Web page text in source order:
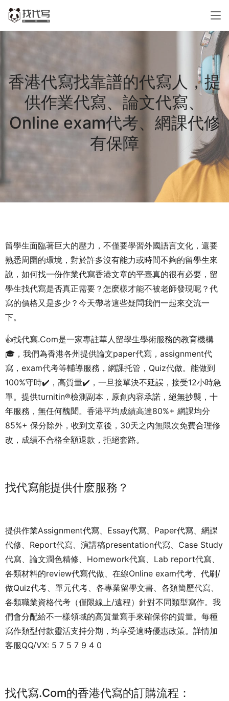
香港代寫找靠譜的代寫人，提
供作業代寫、論文代寫、
Online exam代考、網課代修
有保障
留學生面臨著巨大的壓力，不僅要學習外國語言文化，還要
熟悉周圍的環境，對於許多沒有能力或時間不夠的留學生來
說，如何找一份作業代寫香港文章的平臺真的很有必要，留
學生找代寫是否真正需要？怎麽樣才能不被老師發現呢？代
寫的價格又是多少？今天帶著這些疑問我們一起來交流一
下。
👍找代寫.Com是一家專註華人留學生學術服務的教育機構
🎓，我們為香港各州提供論文paper代寫，assignment代
寫，exam代考等輔導服務，網課托管，Quiz代做。能做到
100%守時✔️，高質量✔️，一旦接單決不延誤，接受12小時急
單。提供turnitin®檢測副本，原創內容承諾，絕無抄襲，十
年服務，無任何醜聞。香港平均成績高達80%+ 網課均分
85%+ 保分除外，收到文章後，30天之內無限次免費合理修
改，成績不合格全額退款，拒絕套路。
找代寫能提供什麽服務？
提供作業Assignment代寫、Essay代寫、Paper代寫、網課
代修、Report代寫、演講稿presentation代寫、Case Study
代寫、論文潤色精修、Homework代寫、Lab report代寫、
各類材料的review代寫代做、在線Online exam代考、代刷/
做Quiz代考、單元代考、各專業留學文書、各類簡歷代寫、
各類職業資格代考（僅限線上/遠程）針對不同類型寫作。我
們會分配給不一樣領域的高質量寫手來確保你的質量。每種
寫作類型付款靈活支持分期，均享受適時優惠政策。詳情加
客服QQ/VX: 5 7 5 7 9 4 0
找代寫.Com的香港代寫的訂購流程：